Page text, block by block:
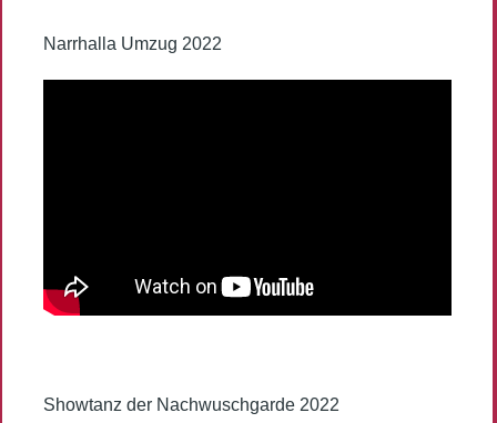
Narrhalla Umzug 2022
Showtanz der Nachwuschgarde 2022